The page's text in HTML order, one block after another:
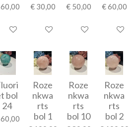
In winkelwagen
€ 30,00
In winkelwagen
€ 50,00
In winkelwagen
€ 60,00
In
bol
24
Roze
nkwa
rts
bol 1
Roze
nkwa
rts
bol 10
Roze
nkwa
rts
bol 2